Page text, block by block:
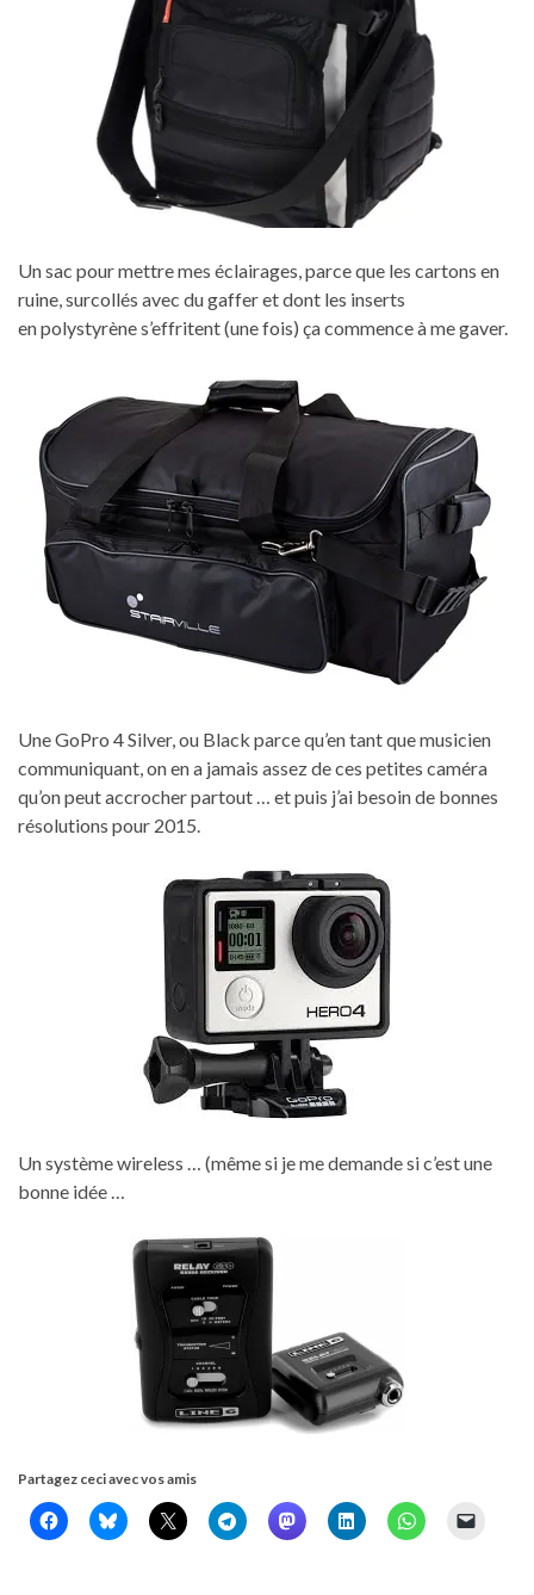
Un sac pour mettre mes éclairages, parce que les cartons en
ruine, surcollés avec du gaffer et dont les inserts
en polystyrène s’effritent (une fois) ça commence à me gaver.
Une GoPro 4 Silver, ou Black parce qu’en tant que musicien
communiquant, on en a jamais assez de ces petites caméra
qu’on peut accrocher partout … et puis j’ai besoin de bonnes
résolutions pour 2015.
Un système wireless … (même si je me demande si c’est une
bonne idée …
Partagez ceci avec vos amis